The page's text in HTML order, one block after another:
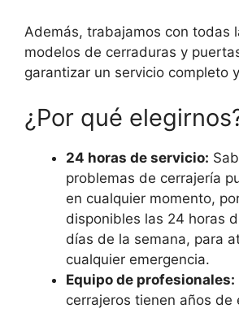
Además, trabajamos con todas
modelos de cerraduras y
garantizar un servicio completo
¿Por qué
24 horas de servicio:
problemas de cerrajería
en cualquier momento,
disponibles las 24 horas
días de la semana, para
cualquier emergencia.
Equipo de profesionales:
cerrajeros tienen años de